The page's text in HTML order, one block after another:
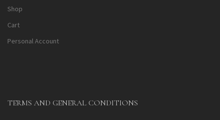
Shop
Cart
Personal Account
TERMS AND GENERAL CONDITIONS